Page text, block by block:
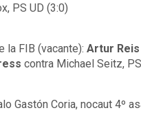
PS UD (3:0)
la FIB (vacante): Artur Reis
contra Michael Seitz,
Gastón Coria, nocaut 4º